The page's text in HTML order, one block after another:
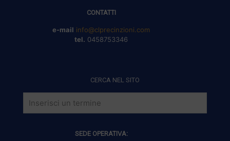
CONTATTI
e-mail info@clprecinzioni.com
tel. 0458753346
CERCA NEL SITO
SEDE OPERATIVA: